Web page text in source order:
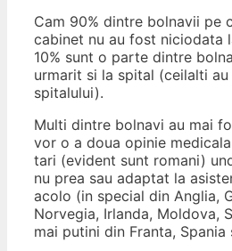
Cam 90% dintre bolnavii pe
cabinet nu au fost niciodata
10% sunt o parte dintre
urmarit si la spital (ceilalti au
spitalului).
Multi dintre bolnavi au mai
vor o a doua opinie
tari (evident sunt romani)
nu prea sau adaptat la
acolo (in special din Anglia,
Norvegia, Irlanda, Moldova,
mai putini din Franta, Spania